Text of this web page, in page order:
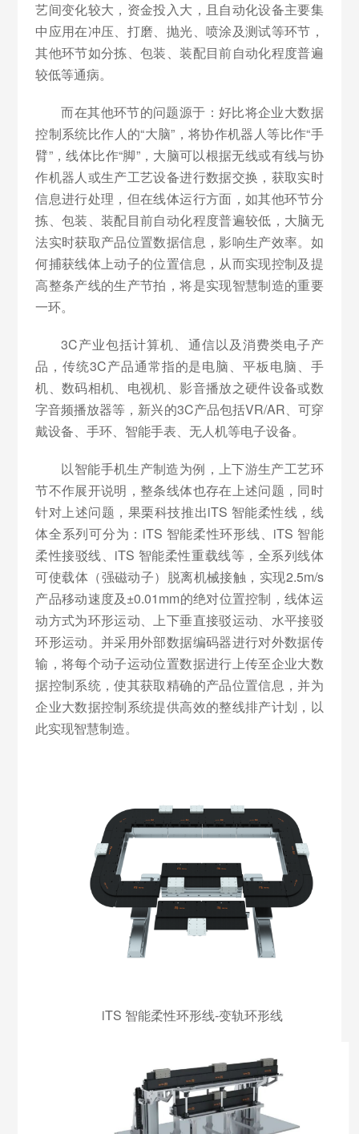
艺间变化较大，资金投入大，且自动化设备主要集
中应用在冲压、打磨、抛光、喷涂及测试等环节，
其他环节如分拣、包装、装配目前自动化程度普遍
较低等通病。
而在其他环节的问题源于：好比将企业大数据
控制系统比作人的“大脑”，将协作机器人等比作“手
臂”，线体比作“脚”，大脑可以根据无线或有线与协
作机器人或生产工艺设备进行数据交换，获取实时
信息进行处理，但在线体运行方面，如其他环节分
拣、包装、装配目前自动化程度普遍较低，大脑无
法实时获取产品位置数据信息，影响生产效率。如
何捕获线体上动子的位置信息，从而实现控制及提
高整条产线的生产节拍，将是实现智慧制造的重要
一环。
3C产业包括计算机、通信以及消费类电子产
品，传统3C产品通常指的是电脑、平板电脑、手
机、数码相机、电视机、影音播放之硬件设备或数
字音频播放器等，新兴的3C产品包括VR/AR、可穿
戴设备、手环、智能手表、无人机等电子设备。
以智能手机生产制造为例，上下游生产工艺环
节不作展开说明，整条线体也存在上述问题，同时
针对上述问题，果栗科技推出iTS 智能柔性线，线
体全系列可分为：iTS 智能柔性环形线、iTS 智能
柔性接驳线、iTS 智能柔性重载线等，全系列线体
可使载体（强磁动子）脱离机械接触，实现2.5m/s
产品移动速度及±0.01mm的绝对位置控制，线体运
动方式为环形运动、上下垂直接驳运动、水平接驳
环形运动。并采用外部数据编码器进行对外数据传
输，将每个动子运动位置数据进行上传至企业大数
据控制系统，使其获取精确的产品位置信息，并为
企业大数据控制系统提供高效的整线排产计划，以
此实现智慧制造。
iTS 智能柔性环形线-变轨环形线